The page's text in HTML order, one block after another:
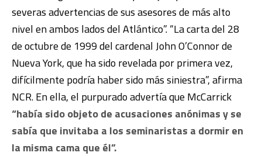
severas advertencias de sus asesores de más alto
nivel en ambos lados del Atlántico”. “La carta del 28
de octubre de 1999 del cardenal John O’Connor de
Nueva York, que ha sido revelada por primera vez,
difícilmente podría haber sido más siniestra”, afirma
NCR. En ella, el purpurado advertía que McCarrick
“había sido objeto de acusaciones anónimas y se
sabía que invitaba a los seminaristas a dormir en
la misma cama que él”.